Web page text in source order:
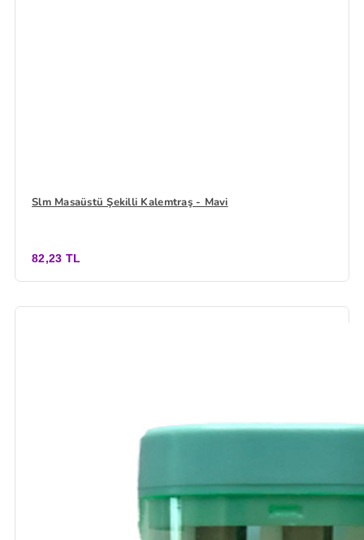
Slm Masaüstü Şekilli Kalemtraş - Mavi
82,23 TL